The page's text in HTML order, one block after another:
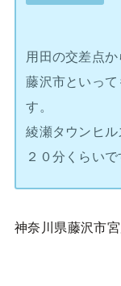
用田の交差点
藤沢市といっ
す。
綾瀬タウンヒ
２０分くらいで
神奈川県藤沢市